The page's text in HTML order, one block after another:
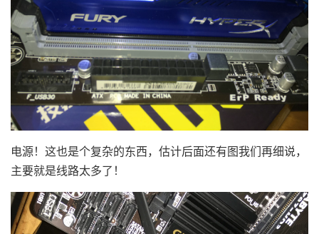
电源！这也是个复杂的东西，估计后面还有图我们再细说，
主要就是线路太多了！